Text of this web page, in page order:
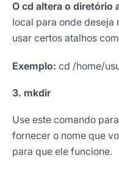
O cd altera o diretório
local para onde deseja
usar certos atalhos
Exemplo: cd /home/
3. mkdir
Use este comando para
fornecer o nome que
para que ele funcione.